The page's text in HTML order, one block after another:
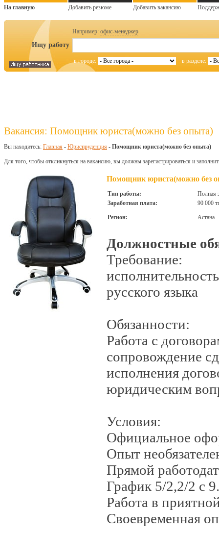
На главную Добавить резюме Добавить вакансию
Например: офис-менеджер
Ищу работу
в городе: в разделе:
Вакансия: Помощник юриста(можно без опыта)
Вы находитесь: Главная - Юриспруденция - Помощник юриста(можно без опыта)
Для того, чтобы откликнуться на вакансию, вы должны зарегистрироваться и
Помощник юриста(можно без
Тип работы:
Полная
Заработная плата:
90 000
Регион: Астана
Должностные
Требование:
русского языка
Обязанности:
Работа с
сопровождение
исполнения
юридическим
Условия:
Официальное
Опыт
Прямой
График 5/2,2/2 с
Работа в
Своевременная